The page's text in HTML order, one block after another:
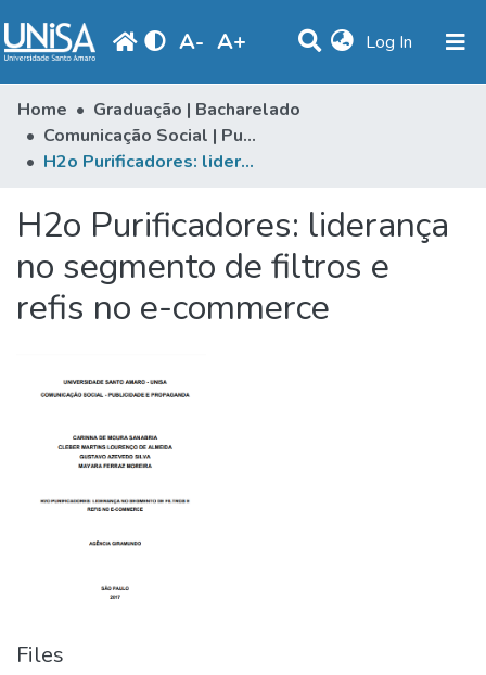
A- A+ Log In (current)
Communities & Collections
Statistics
Produção Docente
Library
Periodicals
Home
Graduação | Bacharelado
Comunicação Social | Publicidade & Propaganda
H2o Purificadores: liderança no segmento de filtros e refis no e-commerce
H2o Purificadores: liderança
no segmento de filtros e
refis no e-commerce
Files